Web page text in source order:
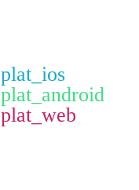
plat_ios
plat_android
plat_web